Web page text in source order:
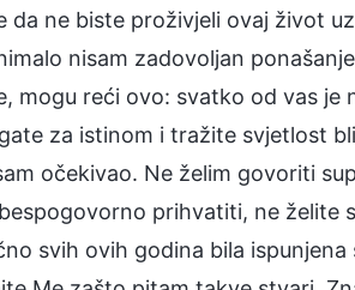
da ne biste proživjeli ovaj život
nisam zadovoljan
mogu reći ovo: svatko od vas je
za istinom i tražite svjetlost
očekivao. Ne želim govoriti
prihvatiti, ne želite
svih ovih godina bila